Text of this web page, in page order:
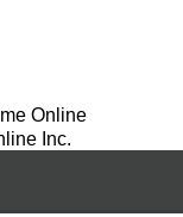
Online
Inc.